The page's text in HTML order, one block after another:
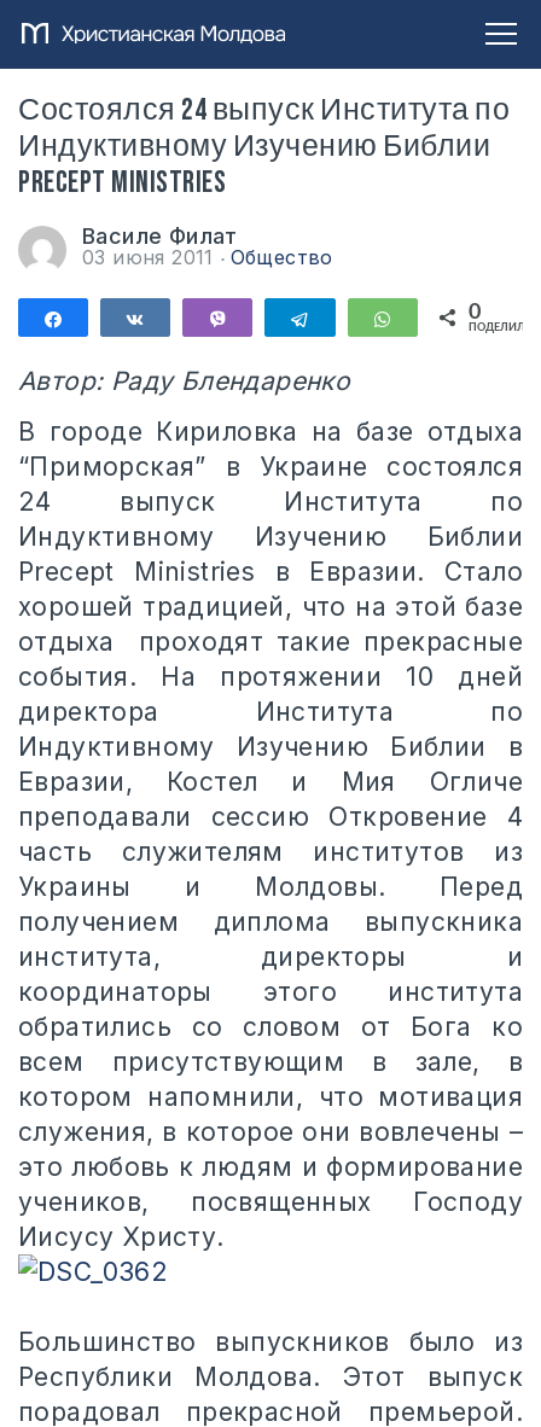
Состоялся 24 выпуск Института по
Индуктивному Изучению Библии
Precept Ministries
Василе Филат
03 июня 2011 Общество
ПоделитьсяПоделиться Telegram WhatsApp
0
Автор: Раду Блендаренко
В городе Кириловка на базе отдыха
“Приморская” в Украине состоялся
24 выпуск Института по
Индуктивному Изучению Библии
Precept Ministries в Евразии. Стало
хорошей традицией, что на этой базе
отдыха проходят такие прекрасные
события. На протяжении 10 дней
директора Института по
Индуктивному Изучению Библии в
Евразии, Костел и Мия Огличе
преподавали сессию Откровение 4
часть служителям институтов из
Украины и Молдовы. Перед
получением диплома выпускника
института, директоры и
координаторы этого института
обратились со словом от Бога ко
всем присутствующим в зале, в
котором напомнили, что мотивация
служения, в которое они вовлечены –
это любовь к людям и формирование
учеников, посвященных Господу
Иисусу Христу.
Большинство выпускников было из
Республики Молдова. Этот выпуск
порадовал прекрасной премьерой.